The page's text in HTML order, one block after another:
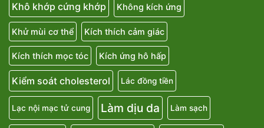
Khô khớp cứng khớp Không kích ứng
Khử mùi cơ thể Kích thích cảm giác
Kích thích mọc tóc Kích ứng hô hấp
Kiểm soát cholesterol Lác đồng tiền
Lạc nội mạc tử cung Làm dịu da Làm sạch